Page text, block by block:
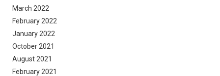
March 2022
February 2022
January 2022
October 2021
August 2021
February 2021